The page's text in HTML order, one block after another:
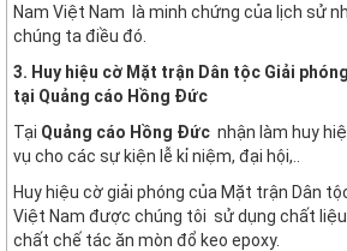
Nam Việt Nam là minh chứng của lịch sử
chúng ta điều đó.
3. Huy hiệu cờ Mặt trận Dân tộc Giải
tại Quảng cáo Hồng Đức
Tại Quảng cáo Hồng Đức nhận làm huy
vụ cho các sự kiện lễ kỉ niệm, đại hội,..
Huy hiệu cờ giải phóng của Mặt trận Dân
Việt Nam được chúng tôi sử dụng chất
chất chế tác ăn mòn đổ keo epoxy.